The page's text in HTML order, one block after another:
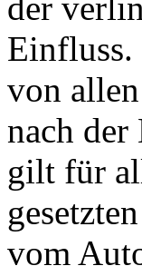
Einfluss.
von
nach der
gilt für
vom